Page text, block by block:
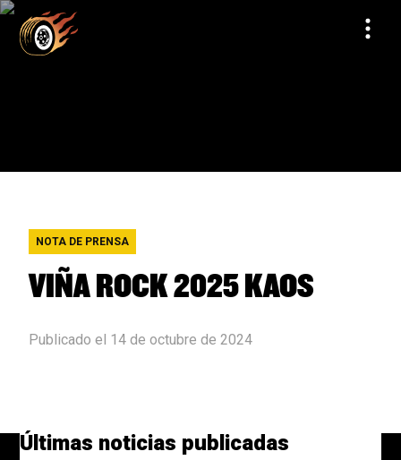
NOTA DE PRENSA
VIÑA ROCK 2025 KAOS
Publicado el 14 de octubre de 2024
Últimas noticias publicadas